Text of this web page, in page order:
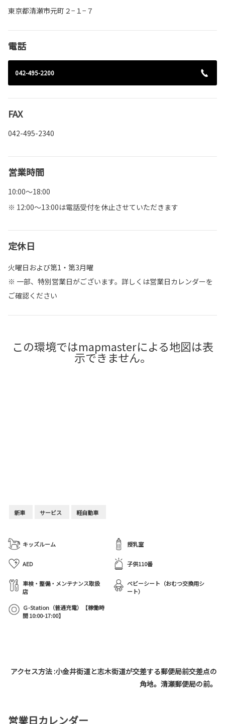
東京都清瀬市元町２−１−７
電話
042-495-2200
FAX
042-495-2340
営業時間
10:00～18:00
※ 12:00～13:00は電話受付を休止させていただきます
定休日
火曜日および第1・第3月曜
※ 一部、特別営業日がございます。詳しくは営業日カレンダーを
ご確認ください
新車 サービス 軽自動車
キッズルーム 授乳室
AED 子供110番
車検・整備・メンテナンス取扱
店
ベビーシート（おむつ交換用シ
ート）
Ｇ-Station（普通充電）【稼働時
間 10:00-17:00】
この環境ではmapmasterによる地図は表
示できません。
アクセス方法 :小金井街道と志木街道が交差する郵便局前交差点の
角地。清瀬郵便局の前。
営業日カレンダー